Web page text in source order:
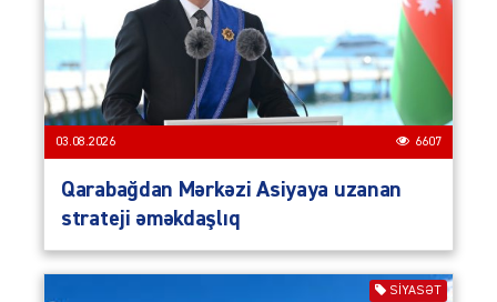
03.08.2026 6607
Qarabağdan Mərkəzi Asiyaya uzanan
strateji əməkdaşlıq
SIYASƏT